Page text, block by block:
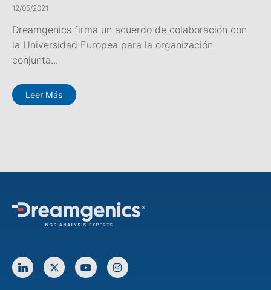
12/05/2021
Dreamgenics firma un acuerdo de colaboración con
la Universidad Europea para la organización
conjunta...
Leer Más